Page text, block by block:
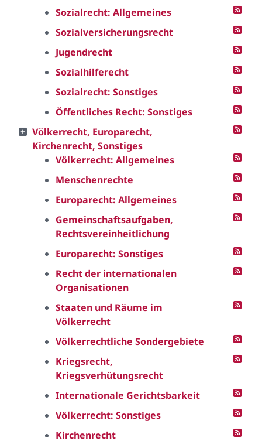
Sozialrecht: Allgemeines
Sozialversicherungsrecht
Jugendrecht
Sozialhilferecht
Sozialrecht: Sonstiges
Öffentliches Recht: Sonstiges
Völkerrecht, Europarecht,
Kirchenrecht, Sonstiges
Völkerrecht: Allgemeines
Menschenrechte
Europarecht: Allgemeines
Gemeinschaftsaufgaben,
Rechtsvereinheitlichung
Europarecht: Sonstiges
Recht der internationalen
Organisationen
Staaten und Räume im
Völkerrecht
Völkerrechtliche Sondergebiete
Kriegsrecht,
Kriegsverhütungsrecht
Internationale Gerichtsbarkeit
Völkerrecht: Sonstiges
Kirchenrecht